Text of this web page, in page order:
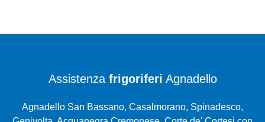
Assistenza frigoriferi Agnadello
Agnadello San Bassano, Casalmorano, Spinadesco,